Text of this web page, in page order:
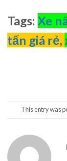
Tags: Xe
tấn giá rẻ,
This entry was